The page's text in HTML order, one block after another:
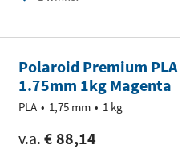
Polaroid Premium PLA
1.75mm 1kg Magenta
PLA 1,75 mm 1 kg
v.a. € 88,14